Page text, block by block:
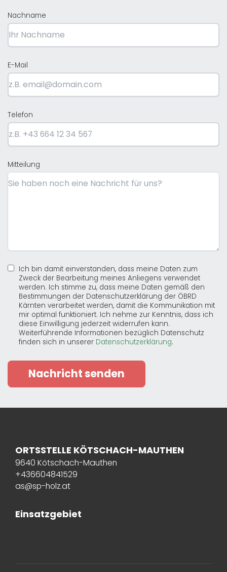
Nachname
E-Mail
Telefon
Mitteilung
Ich bin damit einverstanden, dass meine Daten zum
Zweck der Bearbeitung meines Anliegens verwendet
werden. Ich stimme zu, dass meine Daten gemäß den
Bestimmungen der Datenschutzerklärung der ÖBRD
Kärnten verarbeitet werden, damit die Kommunikation mit
mir optimal funktioniert. Ich nehme zur Kenntnis, dass ich
diese Einwilligung jederzeit widerrufen kann.
Weiterführende Informationen bezüglich Datenschutz
finden sich in unserer Datenschutzerklärung.
Nachricht senden
ORTSSTELLE KÖTSCHACH-MAUTHEN
9640 Kötschach-Mauthen
+436604841529
as@sp-holz.at
Einsatzgebiet